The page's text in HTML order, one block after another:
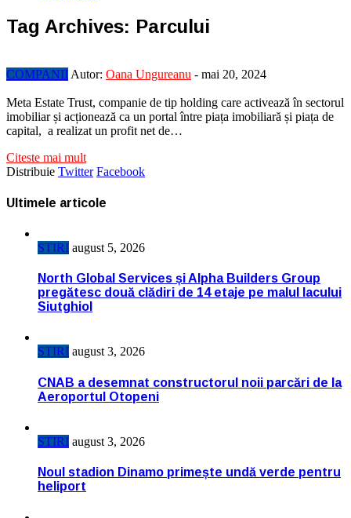
Tag Archives: Parcului
COMPANII Autor: Oana Ungureanu - mai 20, 2024
Meta Estate Trust, companie de tip holding care activează în sectorul
imobiliar și acționează ca un portal între piața imobiliară și piața de
capital, a realizat un profit net de…
Citeste mai mult
Distribuie Twitter Facebook
Ultimele articole
STIRI august 5, 2026
North Global Services și Alpha Builders Group
pregătesc două clădiri de 14 etaje pe malul lacului
Siutghiol
STIRI august 3, 2026
CNAB a desemnat constructorul noii parcări de la
Aeroportul Otopeni
STIRI august 3, 2026
Noul stadion Dinamo primește undă verde pentru
heliport